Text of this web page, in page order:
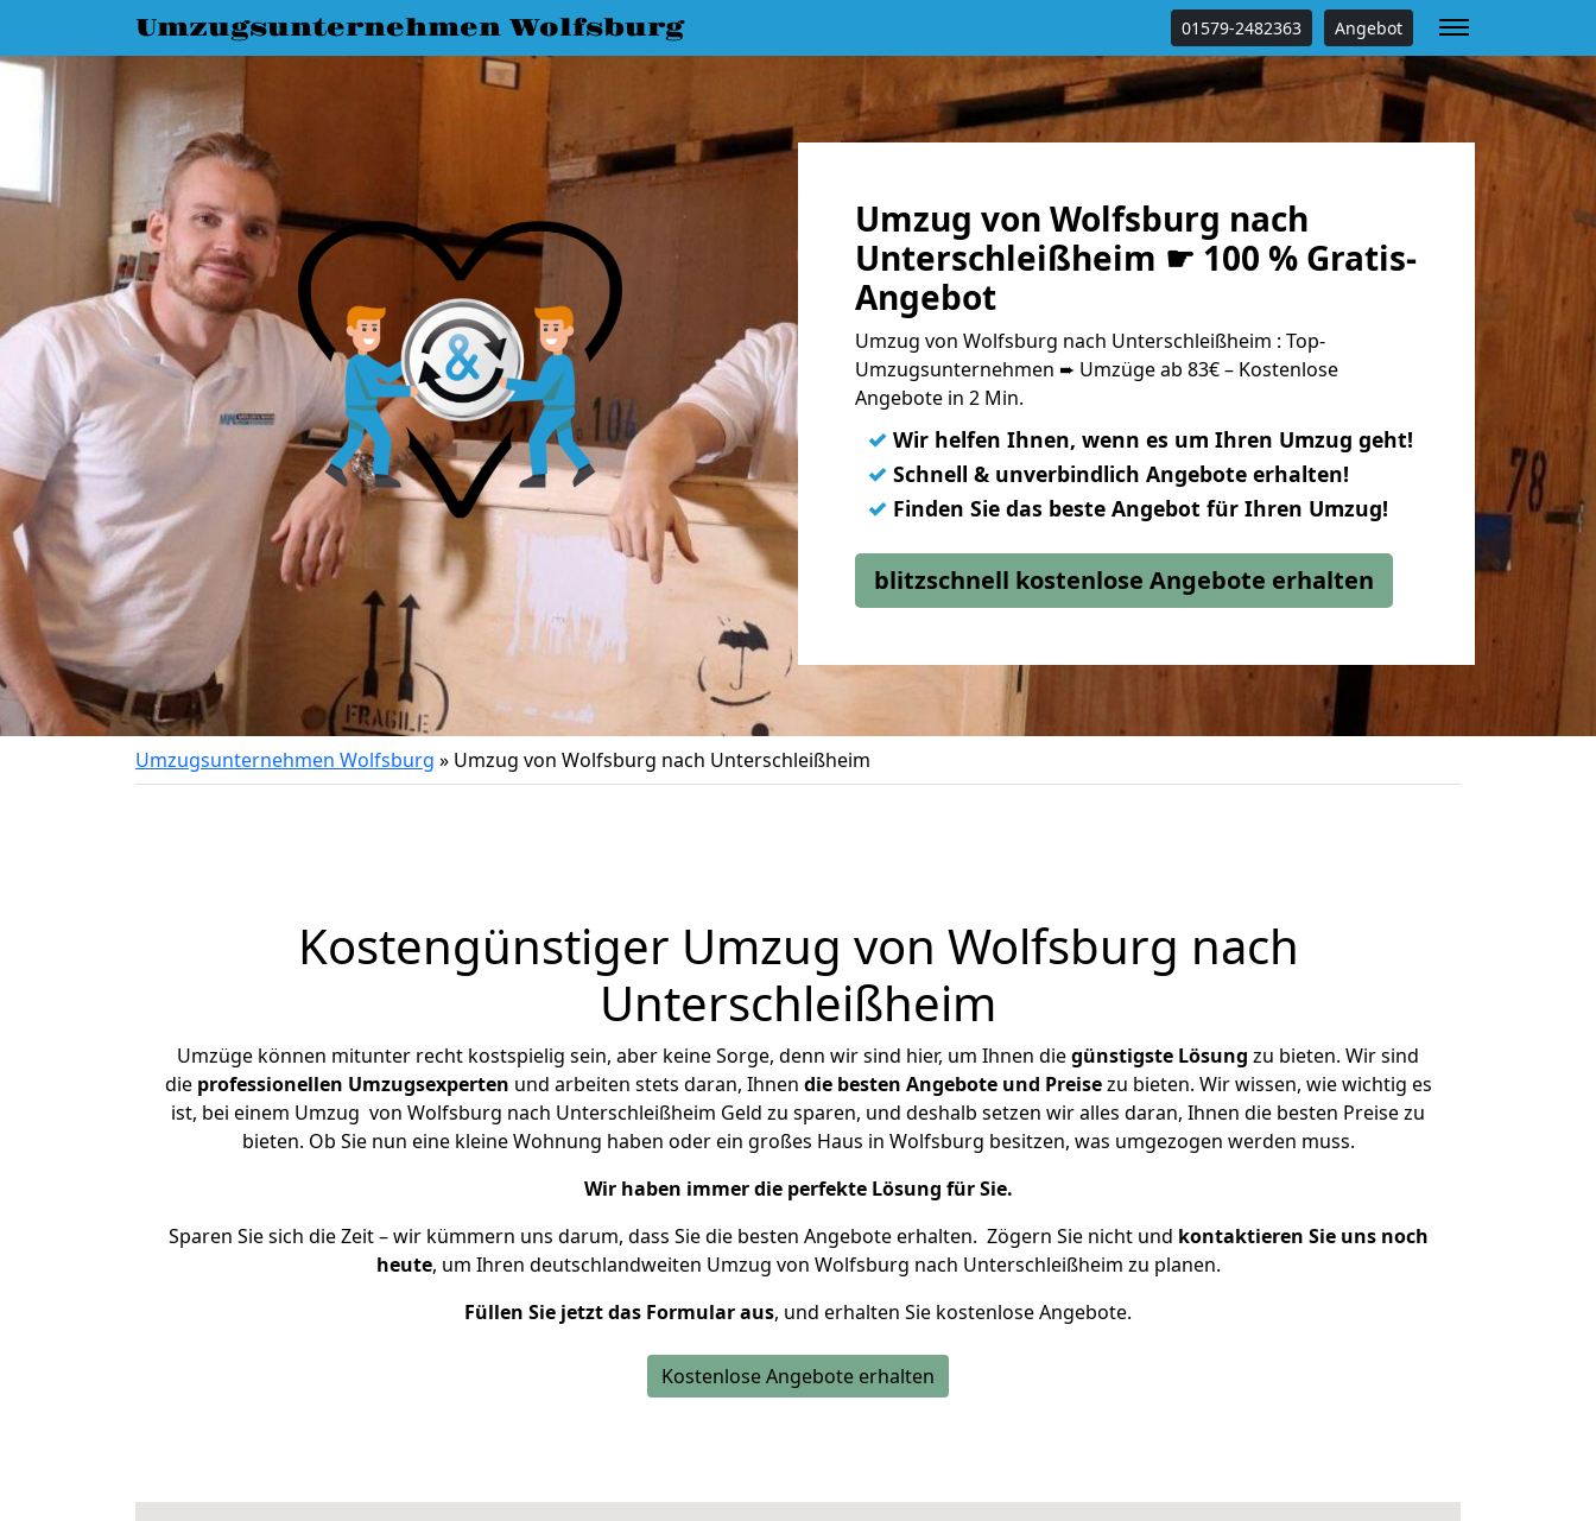
Umzugsunternehmen Wolfsburg 01579-2482363 Angebot
Umzug von Wolfsburg nach
Unterschleißheim ☛ 100 % Gratis-
Angebot
Umzug von Wolfsburg nach Unterschleißheim : Top-
Umzugsunternehmen ➨ Umzüge ab 83€ – Kostenlose
Angebote in 2 Min.
✓ Wir helfen Ihnen, wenn es um Ihren Umzug geht!
✓ Schnell & unverbindlich Angebote erhalten!
✓ Finden Sie das beste Angebot für Ihren Umzug!
blitzschnell kostenlose Angebote erhalten
Umzugsunternehmen Wolfsburg » Umzug von Wolfsburg nach Unterschleißheim
Kostengünstiger Umzug von Wolfsburg nach
Unterschleißheim
Umzüge können mitunter recht kostspielig sein, aber keine Sorge, denn wir sind hier, um Ihnen diegünstigste Lösung zu bieten. Wir sind
die professionellen Umzugsexperten und arbeiten stets daran, Ihnen die besten Angebote und Preisezu bieten. Wir wissen, wie wichtig es
ist, bei einem Umzug von Wolfsburg nach Unterschleißheim Geld zu sparen, und deshalb setzen wir alles daran, Ihnen die besten Preise zu
bieten. Ob Sie nun eine kleine Wohnung haben oder ein großes Haus in Wolfsburg besitzen, was umgezogen werden muss.
Wir haben immer die perfekte Lösung für Sie.
Sparen Sie sich die Zeit – wir kümmern uns darum, dass Sie die besten Angebote erhalten. Zögern Sie nicht und kontaktieren Sie uns noch
heute, um Ihren deutschlandweiten Umzug von Wolfsburg nach Unterschleißheim zu planen.
Füllen Sie jetzt das Formular aus, und erhalten Sie kostenlose Angebote.
Kostenlose Angebote erhalten